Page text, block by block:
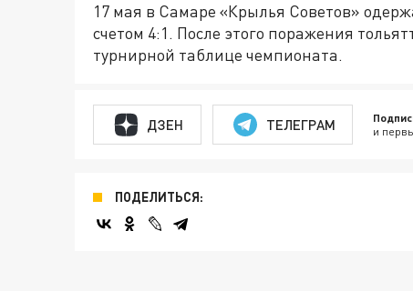
17 мая в Самаре «Крылья Советов»
счетом 4:1. После этого поражения
турнирной таблице чемпионата.
ДЗЕН ТЕЛЕГРАМ и
ПОДЕЛИТЬСЯ: